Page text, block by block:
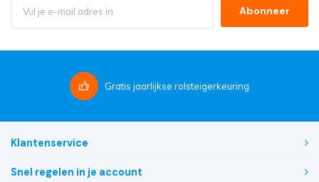
Abonneer
Gratis jaarlijkse rolsteigerkeuring
Klantenservice
Snel regelen in je account